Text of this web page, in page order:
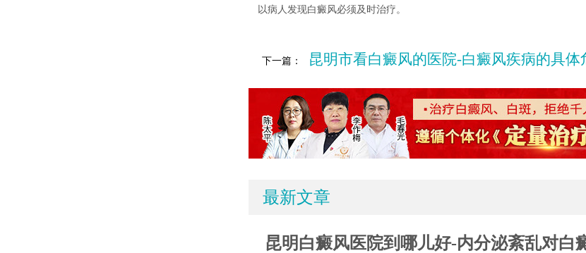
以病人发现白癜风必须及时治疗。
下一篇： 昆明市看白癜风的医院-白癜风疾病的具体
最新文章
昆明白癜风医院到哪儿好-内分泌紊乱对白